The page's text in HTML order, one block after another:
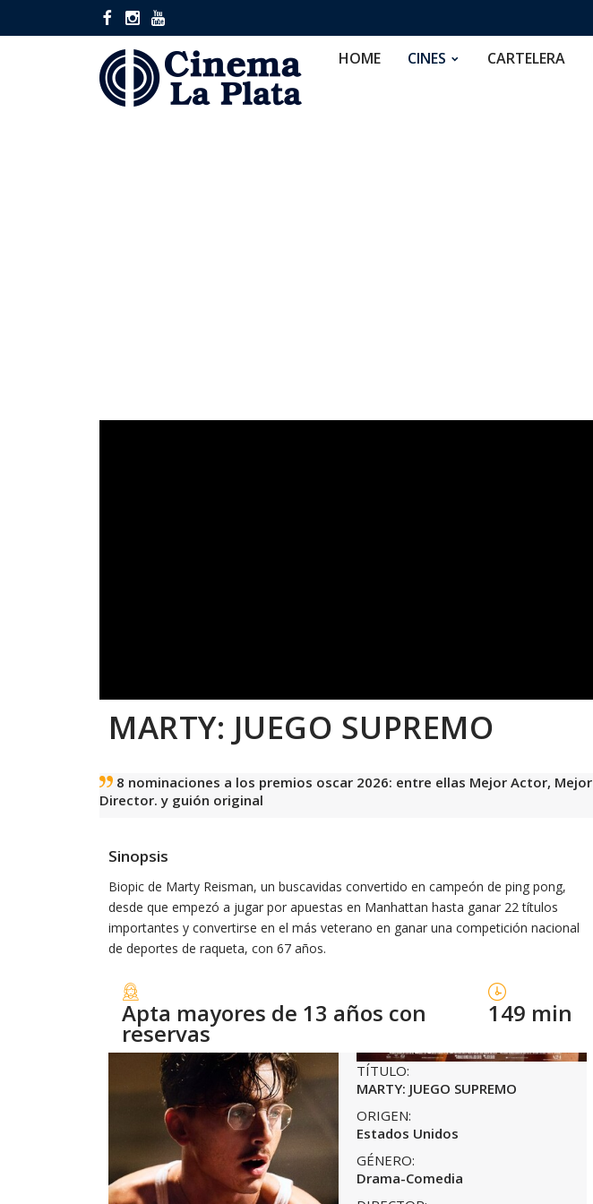
HOME CINES CARTELERA
MARTY: JUEGO SUPREMO
8 nominaciones a los premios oscar 2026: entre ellas Mejor Actor, Mejor
Director. y guión original
Sinopsis
Biopic de Marty Reisman, un buscavidas convertido en campeón de ping pong,
desde que empezó a jugar por apuestas en Manhattan hasta ganar 22 títulos
importantes y convertirse en el más veterano en ganar una competición nacional
de deportes de raqueta, con 67 años.
Apta mayores de 13 años con
reservas
149 min
TÍTULO:
MARTY: JUEGO SUPREMO
ORIGEN:
Estados Unidos
GÉNERO:
Drama-Comedia